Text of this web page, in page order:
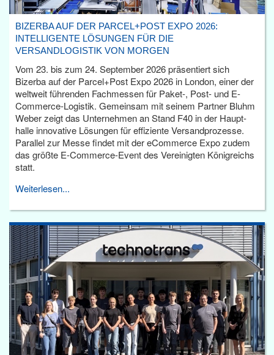
BIZERBA AUF DER PARCEL+POST EXPO 2026:
INTELLIGENTE LÖSUNGEN FÜR DIE
VERSANDLOGISTIK VON MORGEN
Vom 23. bis zum 24. September 2026 präsentiert sich
Bizerba auf der Parcel+Post Expo 2026 in London, einer der
weltweit führenden Fachmessen für Paket-, Post- und E-
Commerce-Logistik. Gemeinsam mit seinem Partner Bluhm
Weber zeigt das Unternehmen an Stand F40 in der Haupt­
halle innovative Lösungen für effiziente Versandprozesse.
Parallel zur Messe findet mit der eCommerce Expo zudem
das größte E-Commerce-Event des Vereinigten Königreichs
statt.
Weiterlesen...